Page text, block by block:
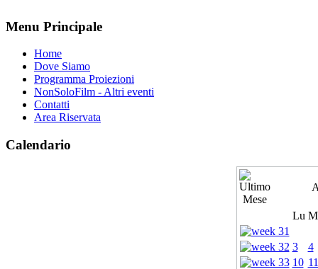
Menu Principale
Home
Dove Siamo
Programma Proiezioni
NonSoloFilm - Altri eventi
Contatti
Area Riservata
Calendario
Lu
3
4
10 11